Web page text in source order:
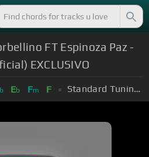
FT Espinoza Paz -
EXCLUSIVO
Eb Fm F Standard Tuning (EADGBE)